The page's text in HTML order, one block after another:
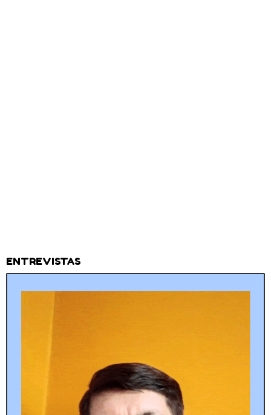
ENTREVISTAS